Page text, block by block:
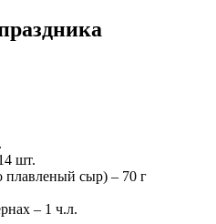
шт.
сыр) – 70 г
– 1 ч.л.